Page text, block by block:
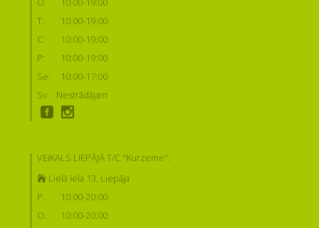
T:
10:00-19:00
C:
10:00-19:00
P:
10:00-19:00
Se:
10:00-17:00
Sv:
Nestrādājam
VEIKALS LIEPĀJĀ T/C "Kurzeme":
Lielā iela 13, Liepāja
P:
10:00-20:00
O:
10:00-20:00